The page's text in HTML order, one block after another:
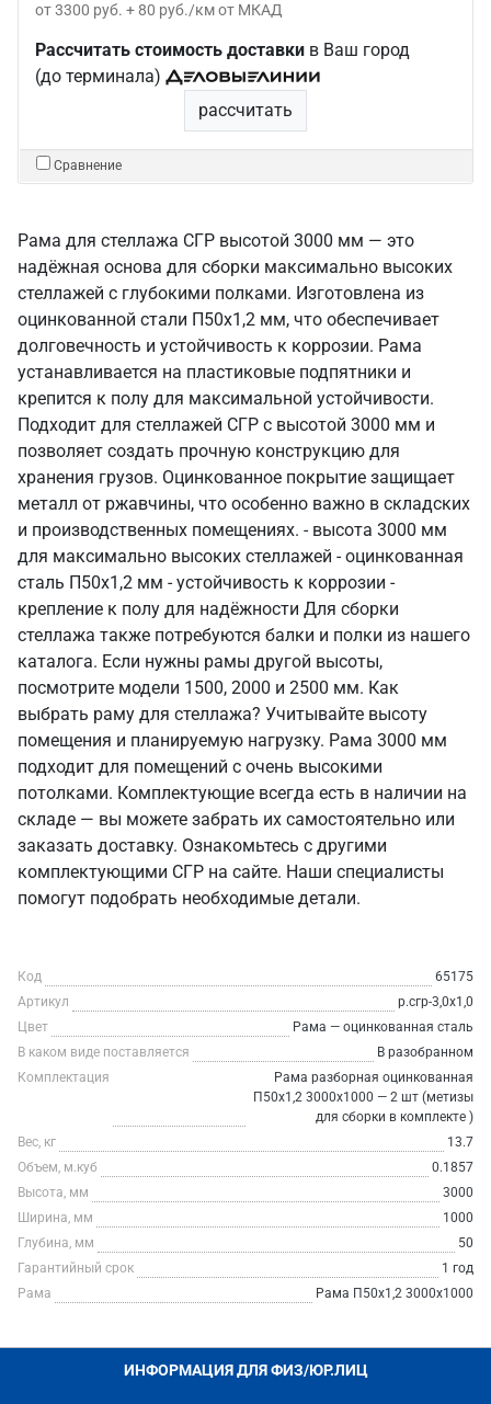
от 3300 руб. + 80 руб./км от МКАД
Рассчитать стоимость доставки в Ваш город
(до терминала)
рассчитать
Сравнение
Рама для стеллажа СГР высотой 3000 мм — это
надёжная основа для сборки максимально высоких
стеллажей с глубокими полками. Изготовлена из
оцинкованной стали П50х1,2 мм, что обеспечивает
долговечность и устойчивость к коррозии. Рама
устанавливается на пластиковые подпятники и
крепится к полу для максимальной устойчивости.
Подходит для стеллажей СГР с высотой 3000 мм и
позволяет создать прочную конструкцию для
хранения грузов. Оцинкованное покрытие защищает
металл от ржавчины, что особенно важно в складских
и производственных помещениях. - высота 3000 мм
для максимально высоких стеллажей - оцинкованная
сталь П50х1,2 мм - устойчивость к коррозии -
крепление к полу для надёжности Для сборки
стеллажа также потребуются балки и полки из нашего
каталога. Если нужны рамы другой высоты,
посмотрите модели 1500, 2000 и 2500 мм. Как
выбрать раму для стеллажа? Учитывайте высоту
помещения и планируемую нагрузку. Рама 3000 мм
подходит для помещений с очень высокими
потолками. Комплектующие всегда есть в наличии на
складе — вы можете забрать их самостоятельно или
заказать доставку. Ознакомьтесь с другими
комплектующими СГР на сайте. Наши специалисты
помогут подобрать необходимые детали.
Код
65175
Артикул
р.сгр-3,0х1,0
Цвет
Рама — оцинкованная сталь
В каком виде поставляется
В разобранном
Комплектация
Рама разборная оцинкованная
П50х1,2 3000х1000 — 2 шт (метизы
для сборки в комплекте )
Вес, кг
13.7
Объем, м.куб
0.1857
Высота, мм
3000
Ширина, мм
1000
Глубина, мм
50
Гарантийный срок
1 год
Рама
Рама П50х1,2 3000х1000
ИНФОРМАЦИЯ ДЛЯ ФИЗ/ЮР.ЛИЦ